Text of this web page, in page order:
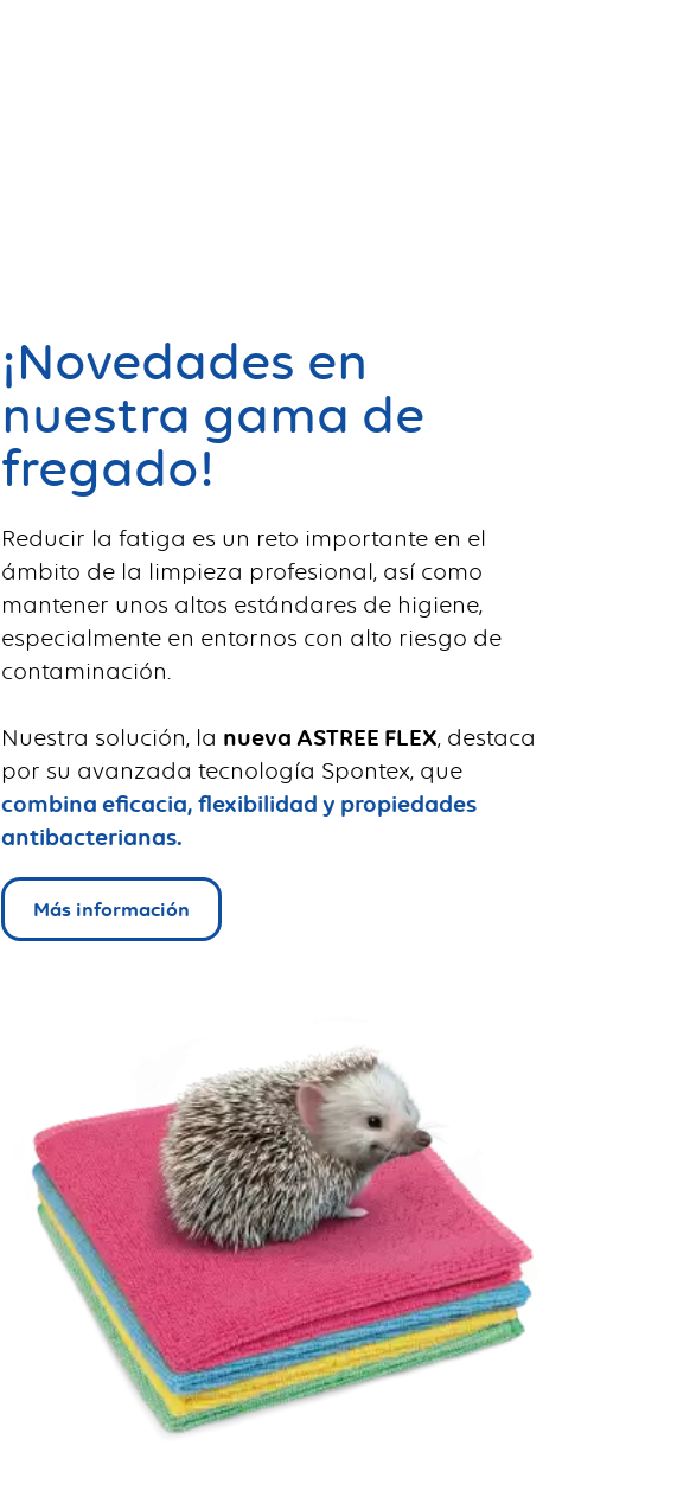
¡Novedades en
nuestra gama de
fregado!
Reducir la fatiga es un reto importante en el
ámbito de la limpieza profesional, así como
mantener unos altos estándares de higiene,
especialmente en entornos con alto riesgo de
contaminación.
Nuestra solución, la nueva ASTREE FLEX, destaca
por su avanzada tecnología Spontex, que
combina eficacia, flexibilidad y propiedades
antibacterianas.
Más información